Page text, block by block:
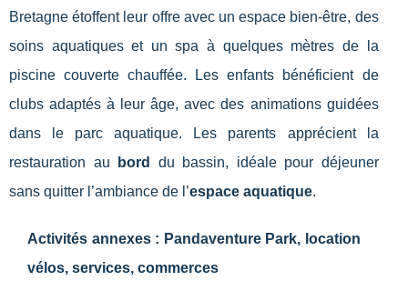
Bretagne étoffent leur offre avec un espace bien-être, des
soins aquatiques et un spa à quelques mètres de la
piscine couverte chauffée. Les enfants bénéficient de
clubs adaptés à leur âge, avec des animations guidées
dans le parc aquatique. Les parents apprécient la
restauration au
bord
du bassin, idéale pour déjeuner
sans quitter l’ambiance de l’espace aquatique.
Activités annexes : Pandaventure Park, location
vélos, services, commerces